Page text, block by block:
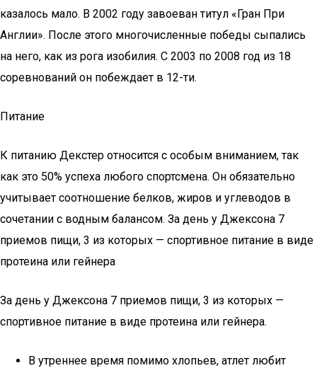
казалось мало. В 2002 году завоеван титул «Гран При
Англии». После этого многочисленные победы сыпались
на него, как из рога изобилия. С 2003 по 2008 год из 18
соревнований он побеждает в 12-ти.
Питание
К питанию Декстер относится с особым вниманием, так
как это 50% успеха любого спортсмена. Он обязательно
учитывает соотношение белков, жиров и углеводов в
сочетании с водным балансом. За день у Джексона 7
приемов пищи, 3 из которых — спортивное питание в виде
протеина или гейнера
За день у Джексона 7 приемов пищи, 3 из которых —
спортивное питание в виде протеина или гейнера.
В утреннее время помимо хлопьев, атлет любит